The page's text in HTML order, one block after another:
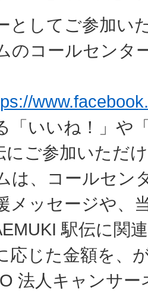
としてご参加い
のコールセンタ
「いいね！」や
にご参加いただ
は、コールセン
メッセージや、
駅伝に関
応じた金額を、
法人キャンサ